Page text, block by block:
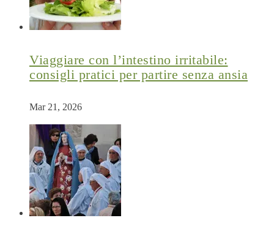
Viaggiare con l’intestino irritabile:
consigli pratici per partire senza ansia
Mar 21, 2026